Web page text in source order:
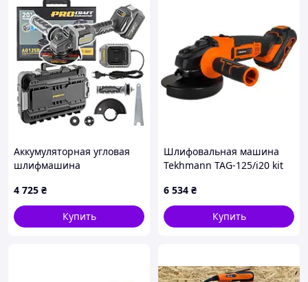
Аккумуляторная угловая
шлифмашина
Industrial AG125B (1акб)
кейс :BRASIL:
4 725 ₴
Купить
Шлифовальная машина
Tekhmann TAG-125/i20 kit
6 534 ₴
Купить